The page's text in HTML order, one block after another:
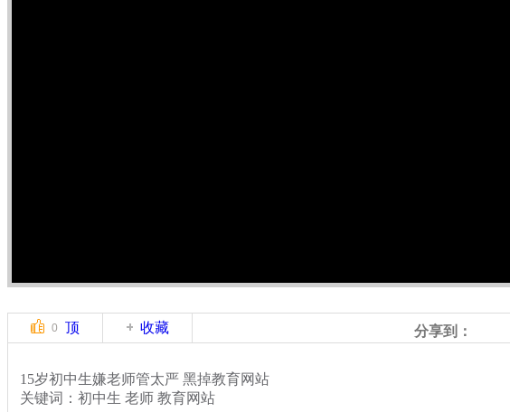
0 顶 收藏 分享到：
15岁初中生嫌老师管太严 黑掉教育网站
关键词：初中生 老师 教育网站